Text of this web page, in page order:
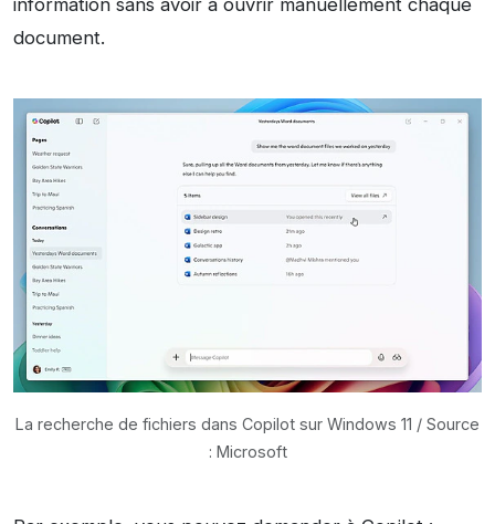
information sans avoir à ouvrir manuellement chaque
document.
La recherche de fichiers dans Copilot sur Windows 11 / Source
: Microsoft